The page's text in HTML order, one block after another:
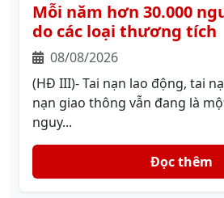
Mỗi năm hơn 30.000
do các loại thương tích
08/08/2026
(HĐ III)- Tai nạn lao động, tai
nạn giao thông vẫn đang là
nguy...
Đọc thêm